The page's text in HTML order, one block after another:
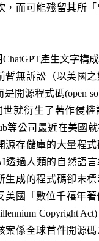
，而可能殘留其所「
產生文字構
暫無訴訟（以美國
開源程式碼(open
世就衍生了著作侵權
等公司最近在美國
源存儲庫的大量程
透過人類的自然語
生成的程式碼卻未
美國「數位千禧年
Copyright
案係全球首件開源